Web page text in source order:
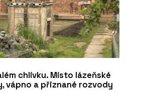
chlívku. Místo lázeňské
vápno a přiznané rozvody